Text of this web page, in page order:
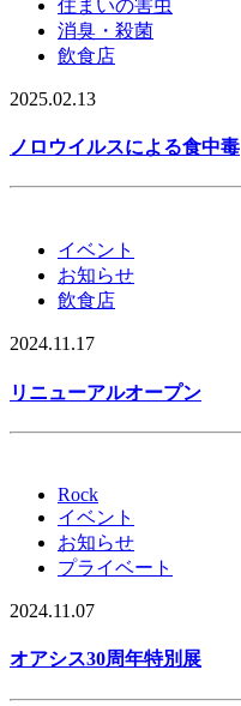
住まいの害虫
消臭・殺菌
飲食店
2025.02.13
ノロウイルスによる食中毒
イベント
お知らせ
飲食店
2024.11.17
リニューアルオープン
Rock
イベント
お知らせ
プライベート
2024.11.07
オアシス30周年特別展